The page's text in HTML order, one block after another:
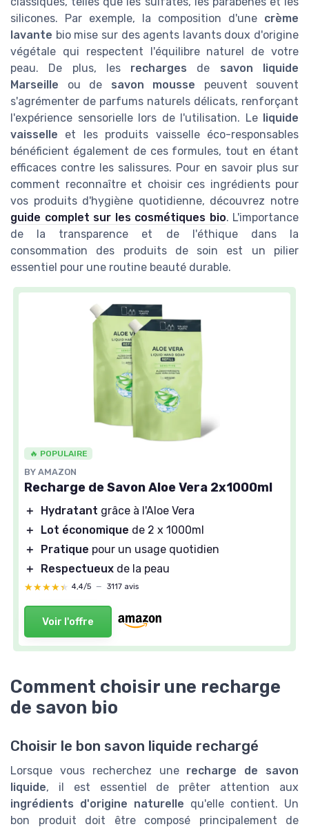
silicones. Par exemple, la composition d'une crème
lavante bio mise sur des agents lavants doux d'origine
végétale qui respectent l'équilibre naturel de votre
peau. De plus, les recharges de savon liquide
Marseille ou de savon mousse peuvent souvent
s'agrémenter de parfums naturels délicats, renforçant
l'expérience sensorielle lors de l'utilisation. Le liquide
vaisselle et les produits vaisselle éco-responsables
bénéficient également de ces formules, tout en étant
efficaces contre les salissures. Pour en savoir plus sur
comment reconnaître et choisir ces ingrédients pour
vos produits d'hygiène quotidienne, découvrez notre
guide complet sur les cosmétiques bio. L'importance
de la transparence et de l'éthique dans la
consommation des produits de soin est un pilier
essentiel pour une routine beauté durable.
🔥 POPULAIRE
BY AMAZON
Recharge de Savon Aloe Vera 2x1000ml
＋ Hydratant grâce à l'Aloe Vera
＋
Lot économique de 2 x 1000ml
＋
Pratique pour un usage quotidien
＋
Respectueux de la peau
★★★★★
★★★★★ 4,4/5 — 3117 avis
Voir l'offre
Comment choisir une recharge
de savon bio
Choisir le bon savon liquide rechargé
Lorsque vous recherchez une recharge de savon
liquide, il est essentiel de prêter attention aux
ingrédients d'origine naturelle qu'elle contient. Un
bon produit doit être composé principalement de